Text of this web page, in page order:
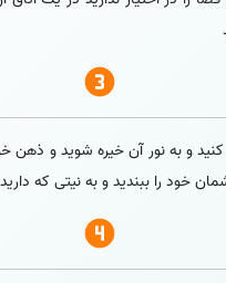
و به نور آن خیره شوید و ذهن خود
خود را ببندید و به نیتی که